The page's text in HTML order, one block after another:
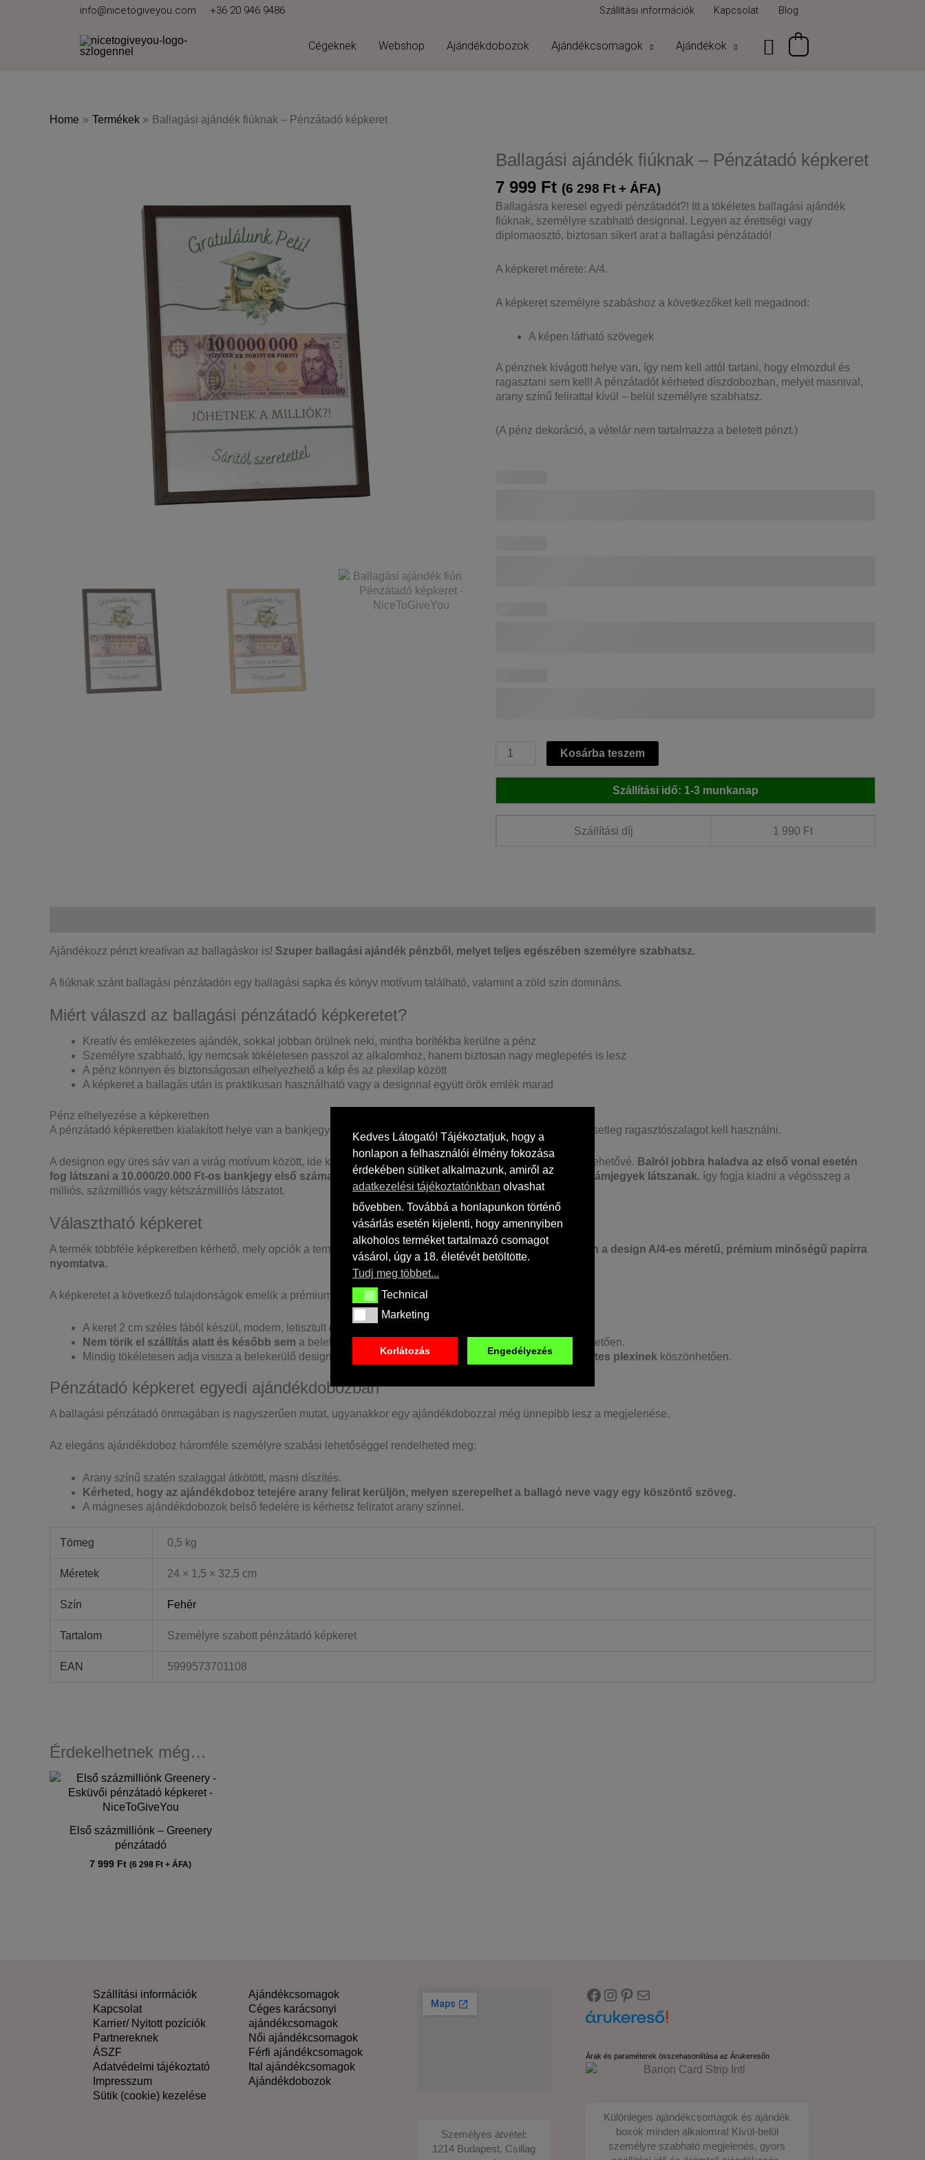
Kedves Látogató! Tájékoztatjuk, hogy a
honlapon a felhasználói élmény fokozása
érdekében sütiket alkalmazunk, amiről az
adatkezelési tájékoztatónkban olvashat
bővebben. Továbbá a honlapunkon történő
vásárlás esetén kijelenti, hogy amennyiben
alkoholos terméket tartalmazó csomagot
vásárol, úgy a 18. életévét betöltötte.
Tudj meg többet...
TechnicalTechnical
MarketingMarketing
Engedélyezés
Korlátozás
info@nicetogiveyou.com +36 20 946 9486 Szállítási információk Kapcsolat Blog
Cégeknek Webshop Ajándékdobozok Ajándékcsomagok Ajándékok
Home Termékek Ballagási ajándék fiúknak – Pénzátadó képkeret
Ballagási ajándék fiúknak – Pénzátadó képkeret
7 999 Ft (6 298 Ft + ÁFA)
Ballagásra keresel egyedi pénzátadót?! Itt a tökéletes ballagási ajándék
fiúknak, személyre szabható designnal. Legyen az érettségi vagy
diplomaosztó, biztosan sikert arat a ballagási pénzátadó!
A képkeret mérete: A/4.
A képkeret személyre szabáshoz a következőket kell megadnod:
A képen látható szövegek
A pénznek kivágott helye van, így nem kell attól tartani, hogy elmozdul és
ragasztani sem kell! A pénzátadót kérheted díszdobozban, melyet masnival,
arany színű felirattal kívül – belül személyre szabhatsz.
(A pénz dekoráció, a vételár nem tartalmazza a beletett pénzt.)
Ballagási
fiúknak
Pénzátadó
Kosárba teszem
Szállítási idő: 1-3 munkanap
Szállítási díj 1 990 Ft
Ajándékozz pénzt kreatívan az ballagáskor is! Szuper ballagási ajándék pénzből, melyet teljes egészében személyre szabhatsz.
A fiúknak szánt ballagási pénzátadón egy ballagási sapka és könyv motívum található, valamint a zöld szín domináns.
Miért válaszd az ballagási pénzátadó képkeretet?
Kreatív és emlékezetes ajándék, sokkal jobban örülnek neki, mintha borítékba kerülne a pénz
Személyre szabható, így nemcsak tökéletesen passzol az alkalomhoz, hanem biztosan nagy meglepetés is lesz
A pénz könnyen és biztonságosan elhelyezhető a kép és az plexilap között
A képkeret a ballagás után is praktikusan használható vagy a designnal együtt örök emlék marad
Pénz elhelyezése a képkeretben
A pénzátadó képkeretben kialakított helye van a bankjegyeknek, így nem kell attól tartani, hogy elcsúszik vagy esetleg ragasztószalagot kell használni.
A designon egy üres sáv van a virág motívum között, ide kell becsúsztatni a pénzt. Ezt három vágott vonal teszi lehetővé. Balról jobbra haladva az első vonal esetén
fog látszani a 10.000/20.000 Ft-os bankjegy első számai, majd az ezt követő papírpénzekről csak a 0-ás számjegyek látszanak. így fogja kiadni a végösszeg a
milliós, százmilliós vagy kétszázmilliós látszatot.
Választható képkeret
A termék többféle képkeretben kérhető, mely opciók a termékképek mellett kerülnek feltüntetésre.
A képkeretben a design A/4-es méretű, prémium minőségű papírra
nyomtatva.
A képkeretet a következő tulajdonságok emelik a prémium kategóriába:
A keret 2 cm széles fából készül, modern, letisztult és
Nem törik el szállítás alatt és később sem a belekerülő 2 mm vastag, minőségi plexi lemeznek köszönhetően.
Mindig tökéletesen adja vissza a belekerülő designok és fényképek hangulatát a
visszatükröződés mentes plexinek köszönhetően.
Pénzátadó képkeret egyedi ajándékdobozban
A ballagási pénzátadó önmagában is nagyszerűen mutat, ugyanakkor egy ajándékdobozzal még ünnepibb lesz a megjelenése.
Az elegáns ajándékdoboz háromféle személyre szabási lehetőséggel rendelheted meg:
Arany színű szatén szalaggal átkötött, masni díszítés.
Kérheted, hogy az ajándékdoboz tetejére arany felirat kerüljön, melyen szerepelhet a ballagó neve vagy egy köszöntő szöveg.
A mágneses ajándékdobozok belső fedelére is kérhetsz feliratot arany színnel.
Tömeg 0,5 kg
Méretek 24 × 1,5 × 32,5 cm
Szín Fehér
Tartalom Személyre szabott pénzátadó képkeret
EAN 5999573701108
Érdekelhetnek még…
Első százmilliónk – Greenery
pénzátadó
7 999 Ft (6 298 Ft + ÁFA)
Szállítási információk
Kapcsolat
Karrier/ Nyitott pozíciók
Partnereknek
ÁSZF
Adatvédelmi tájékoztató
Impresszum
Sütik (cookie) kezelése
Ajándékcsomagok
Céges karácsonyi
ajándékcsomagok
Női ajándékcsomagok
Férfi ajándékcsomagok
Ital ajándékcsomagok
Ajándékdobozok
Személyes átvétel:
1214 Budapest, Csillag
Facebook
Instagram
Pinterest
E-mail
Árak és paraméterek összehasonlítása az Árukeresőn
Különleges ajándékcsomagok és ajándék
boxok minden alkalomra! Kívül-belül
személyre szabható megjelenés, gyors